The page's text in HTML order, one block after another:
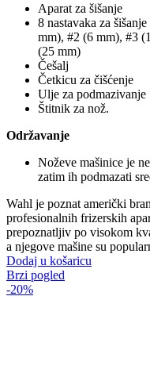
Aparat za šišanje
8 nastavaka za
mm), #2 (6 mm), #3
(25 mm)
Češalj
Četkicu za čišćenje
Ulje za podmazivanje
Štitnik za nož.
Održavanje
Noževe mašinice je
zatim ih podmazati
Wahl je poznat američki
profesionalnih frizerskih
prepoznatljiv po visokom
a njegove mašine su
Dodaj u košaricu
Brzi pogled
-20%